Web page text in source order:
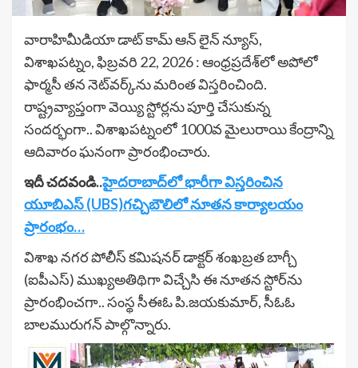
వారాహిమీడియా డాట్ కామ్ ఆన్ లైన్ న్యూస్,
విశాఖపట్నం, ఫిబ్రవరి 22, 2026 : ఆంధ్రప్రదేశ్‌లో అపోలో
ఫార్మసీ తన నెట్‌వర్క్‌ను మరింత విస్తరించింది.
రాష్ట్రవ్యాప్తంగా వెయ్యి స్టోర్లను పూర్తి చేసుకున్న
సందర్భంగా.. విశాఖపట్నంలో 1000వ మైలురాయి కేంద్రాన్ని
ఆదివారం ఘనంగా ప్రారంభించారు.
ఇదీ చదవండి..హైదరాబాద్‌లో భారీగా విస్తరించిన
యూబిఎస్ (UBS)గచ్చిబౌలిలో నూతన కార్యాలయం
ప్రారంభం…
విశాఖ నగర పోలీస్ కమిషనర్ డాక్టర్ శంఖబ్రత బాగ్చీ
(ఐపీఎస్) ముఖ్యఅతిథిగా విచ్చేసి ఈ నూతన స్టోర్‌ను
ప్రారంభించగా.. సంస్థ సీఈఓ పి.జయకుమార్, సీఓఓ
బాలమురుగన్ పాల్గొన్నారు.